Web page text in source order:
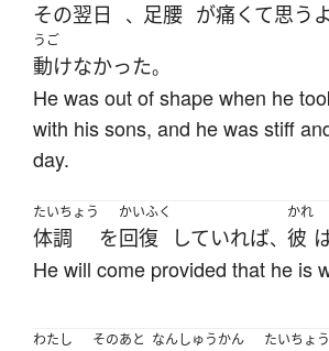
その翌日 、 足腰 が痛くて思う
うご
動けなかった。
He was out of shape when he
with his sons, and he was stiff
day.
たいちょう
体調 を
かいふく
回復 していれば、
かれ
彼
He will come provided that he is
わたし
そのあと なんしゅうかん たいちょう